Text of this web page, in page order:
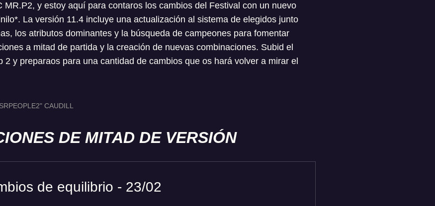
MR.P2, y estoy aquí para contaros los cambios del Festival con un nuevo
La versión 11.4 incluye una actualización al sistema de elegidos junto
los atributos dominantes y la búsqueda de campeones para fomentar
a mitad de partida y la creación de nuevas combinaciones. Subid el
2 y preparaos para una cantidad de cambios que os hará volver a mirar el
CAUDILL
DE MITAD DE VERSIÓN
de equilibrio - 23/02